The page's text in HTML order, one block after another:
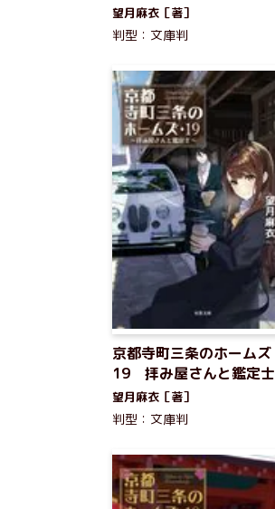
望月麻衣［著］
判型：文庫判
京都寺町三条のホームズ
19 拝み屋さんと鑑定士
望月麻衣［著］
判型：文庫判